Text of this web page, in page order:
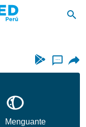
...
Menguante